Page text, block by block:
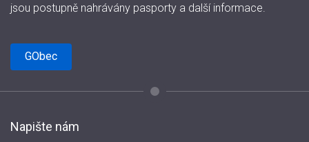
jsou postupně nahrávány pasporty a další informace.
GObec
Napište nám